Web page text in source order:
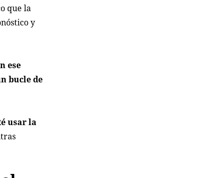
que la
y
ese
bucle de
usar la